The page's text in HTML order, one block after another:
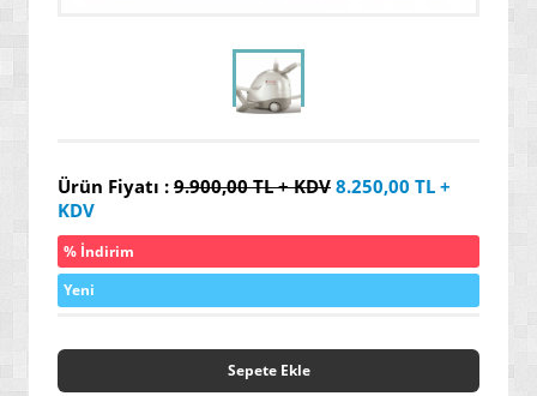
» YALITIM / İZOLASYON ÜRÜNLERİ
» ENDÜSRTİYEL VE HER TÜRLÜ YAPIŞTIRICI ÜRÜNLER
» GENEL AMAÇLI / ENDÜSTRİYEL TEMİZLEYİCİLER
» ÖZEL AMAÇLI / İLERİ TEKNOLOJİ / NANO BOYALAR
» YENİ NESİL ELEKTRİK SÜPÜRGELERİ
Ürün Fiyatı : 9.900,00TL + KDV 8.250,00 TL +
KDV
% İndirim
Yeni
Sepete Ekle